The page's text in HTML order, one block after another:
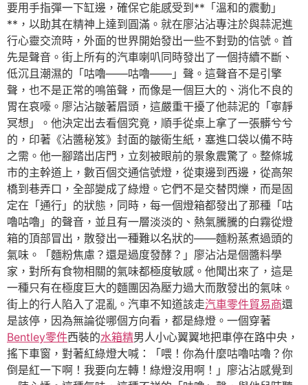
要用手指彈一下缸邊，確保它能感受到**「溫和的震動」
**，以助其在精神上達到圓滿。就在廖沾沾專注於與蒜泥進
行心靈交流時，外面的世界開始發出一些不對勁的信號。首
先是聲音。街上所有的汽車喇叭同時發出了一個持續不斷、
低沉且潮濕的「咕嚕——咕嚕——」聲。這聲音不是引擎
聲，也不是正常的鳴笛聲，而像是一個巨大的、消化不良的
胃在哀嚎。廖沾沾皺著眉頭，這嚴重干擾了他蒜泥的「寧靜
冥想」。他決定出去看個究竟，順手從桌上拿了一張髒兮兮
的，印著《沾醬秘笈》封面的皺衛生紙，塞進口袋以備不時
之需。他一腳踏出店門，立刻被眼前的景象震驚了。整條城
市的主幹道上，數百個交通信號燈，從東邊到西邊，從高架
橋到巷弄口，全部變成了綠燈。它們不是交替閃爍，而是固
定在「通行」的狀態，同時，每一個燈箱都發出了那種「咕
嚕咕嚕」的聲音，並且有一層淡淡的、熱氣騰騰的白霧從燈
箱的頂部冒出，散發出一種難以名狀的——麵粉蒸煮過頭的
氣味。「麵粉焦慮？還是過度發酵？」廖沾沾是個醬料學
家，對所有食物相關的氣味都極度敏感。他聞出來了，這是
一種只有在極度巨大的麵團因為壓力過大而散發出的氣味。
街上的行人陷入了混亂。汽車不知道該走汽車零件貿易商還
是該停，因為無論從哪個方向看，都是綠燈。一個穿著
Bentley零件西裝的水箱精男人小心翼翼地把車停在路中央，
搖下車窗，對著紅綠燈大喊：「喂！你為什麼咕嚕咕嚕？你
倒是紅一下啊！我要向左轉！綠燈沒用啊！」廖沾沾感覺到